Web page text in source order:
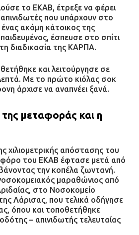
το ΕΚΑΒ, έτρεξε να φέρει
που υπάρχουν στο
ακόμη κάτοικος της
έσπευσε στο σπίτι
διαδικασία της ΚΑΡΠΑ.
και λειτούργησε σε
Με το πρώτο κιόλας σοκ
άρχισε να αναπνέει ξανά.
μεταφοράς και η
χιλιομετρικής απόστασης του
του ΕΚΑΒ έφτασε μετά από
την κοπέλα ζωντανή.
μαραθώνιος από
στο Νοσοκομείο
Λάρισας, που τελικά οδήγησε
όπου και τοποθετήθηκε
– απινιδωτής τελευταίας